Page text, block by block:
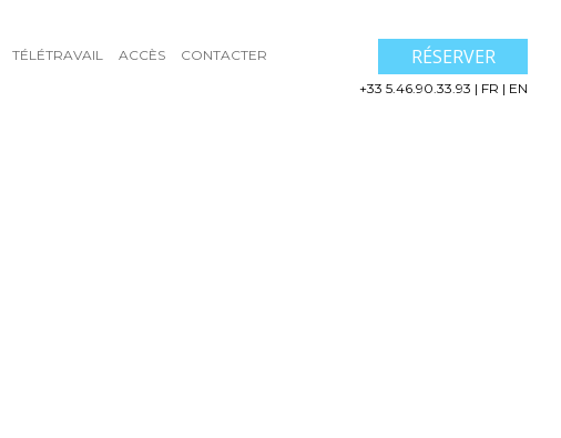
TÉLÉTRAVAIL ACCÈS CONTACTER RÉSERVER
+33 5.46.90.33.93 | FR | EN